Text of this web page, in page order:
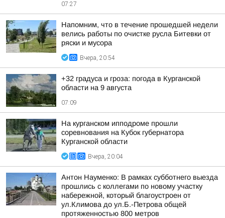
07:27
Напомним, что в течение прошедшей недели
велись работы по очистке русла Битевки от
ряски и мусора
Вчера, 20:54
+32 градуса и гроза: погода в Курганской
области на 9 августа
07:09
На курганском ипподроме прошли
соревнования на Кубок губернатора
Курганской области
Вчера, 20:04
Антон Науменко: В рамках субботнего выезда
прошлись с коллегами по новому участку
набережной, который благоустроен от
ул.Климова до ул.Б.-Петрова общей
протяженностью 800 метров